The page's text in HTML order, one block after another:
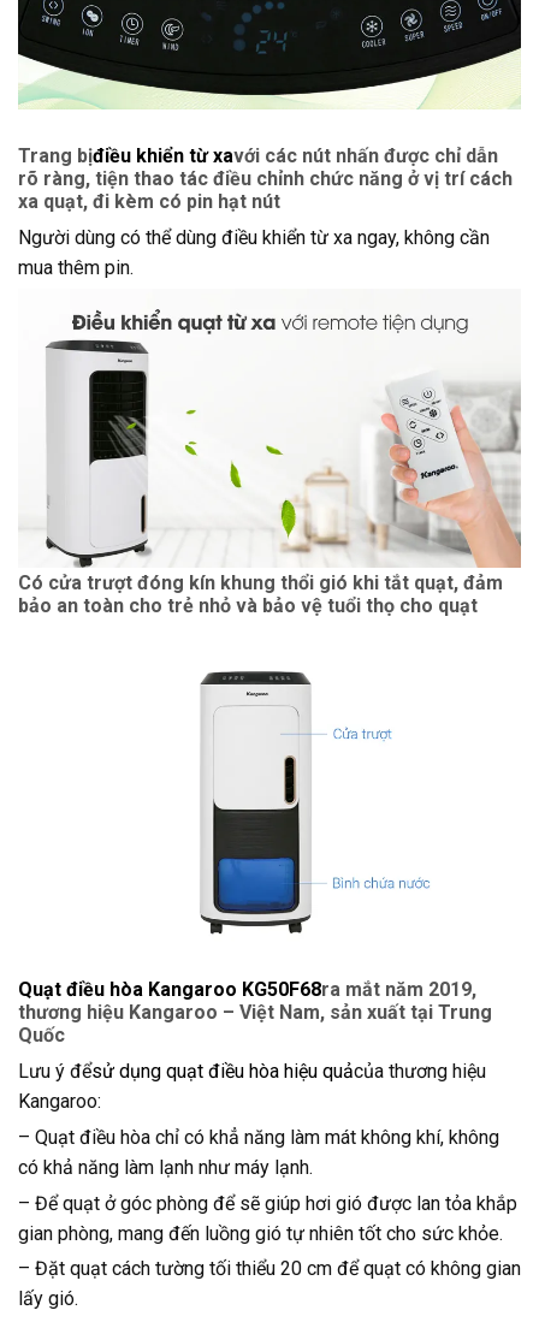
Trang bịđiều khiển từ xavới các nút nhấn được chỉ dẫn
rõ ràng, tiện thao tác điều chỉnh chức năng ở vị trí cách
xa quạt, đi kèm có pin hạt nút
Người dùng có thể dùng điều khiển từ xa ngay, không cần
mua thêm pin.
Có cửa trượt đóng kín khung thổi gió khi tắt quạt, đảm
bảo an toàn cho trẻ nhỏ và bảo vệ tuổi thọ cho quạt
Quạt điều hòa Kangaroo KG50F68ra mắt năm 2019,
thương hiệu Kangaroo – Việt Nam, sản xuất tại Trung
Quốc
Lưu ý đểsử dụng quạt điều hòa hiệu quảcủa thương hiệu
Kangaroo:
– Quạt điều hòa chỉ có khẳ năng làm mát không khí, không
có khả năng làm lạnh như máy lạnh.
– Để quạt ở góc phòng để sẽ giúp hơi gió được lan tỏa khắp
gian phòng, mang đến luồng gió tự nhiên tốt cho sức khỏe.
– Đặt quạt cách tường tối thiểu 20 cm để quạt có không gian
lấy gió.